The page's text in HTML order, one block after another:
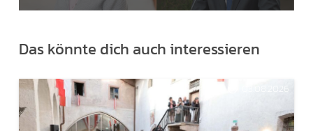
Das könnte dich auch interessieren
03.08.2026